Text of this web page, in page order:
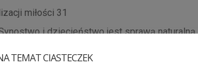
miłości 31
i dziecieństwo jest sprawą naturalną
budują Kościół 33
TEMAT CIASTECZEK